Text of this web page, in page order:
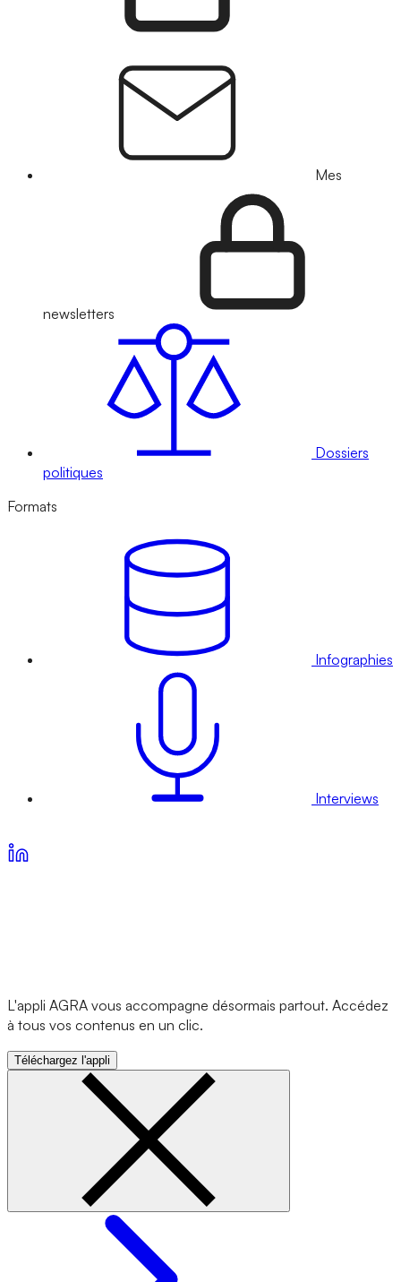
Mes
newsletters
Dossiers
politiques
Formats
Infographies
Interviews
L'appli AGRA vous accompagne désormais partout. Accédez
à tous vos contenus en un clic.
Téléchargez l'appli